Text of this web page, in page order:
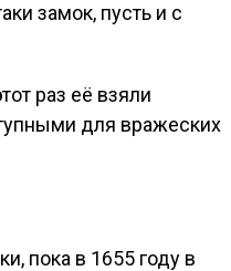
замок, пусть и с
раз её взяли
для вражеских
пока в 1655 году в